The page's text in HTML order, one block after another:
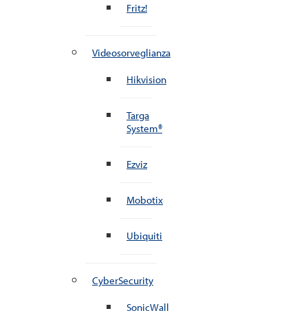
Fritz!
Videosorveglianza
Hikvision
Targa
System®
Ezviz
Mobotix
Ubiquiti
CyberSecurity
SonicWall